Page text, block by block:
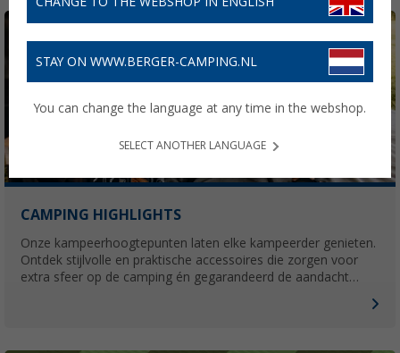
CAMPING HIGHLIGHTS
Onze kampeerhoogtepunten laten elke kampeerder genieten.
Ontdek stijlvolle en praktische accessoires die zorgen voor
extra sfeer op de camping én gegarandeerd de aandacht
STAY ON WWW.BERGER-CAMPING.NL
You can change the language at any time in the webshop.
SELECT ANOTHER LANGUAGE